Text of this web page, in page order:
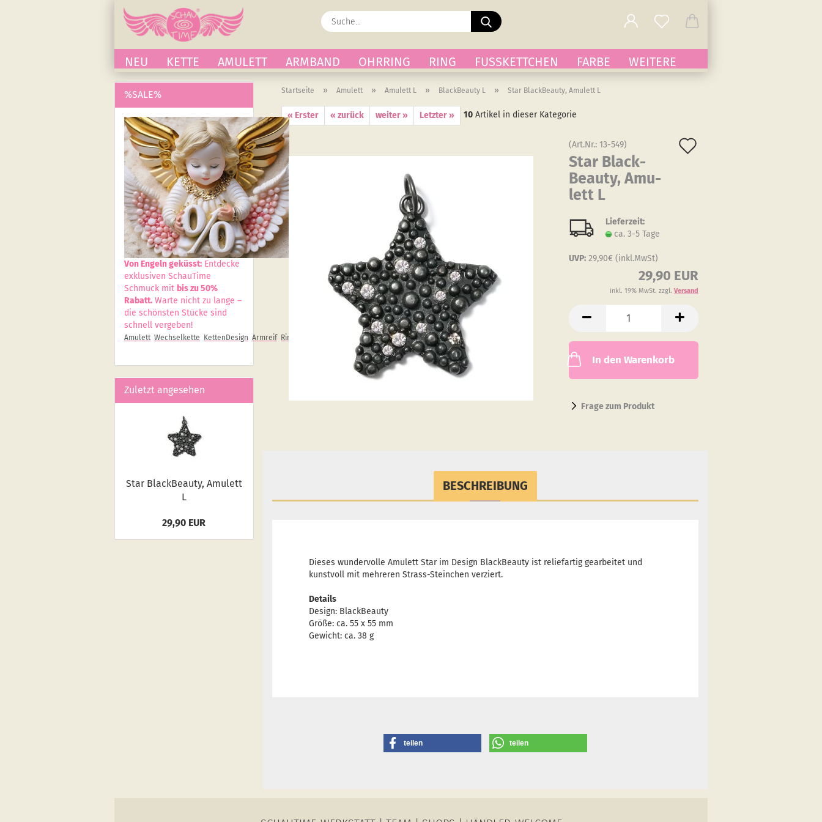
Suche...
NEU KETTE AMULETT ARMBAND OHRRING RING FUSSKETTCHEN FARBE WEITERE
Startseite » Amulett » Amulett L » BlackBeauty L » Star BlackBeauty, Amulett L
« Erster « zurück weiter » Letzter » 10Artikel in dieser Kategorie
(Art.Nr.: 13-549)
Star Black­
Be­au­ty, Amu­
lett L
Lieferzeit:
ca. 3-5 Tage
UVP: 29,90€ (inkl.MwSt)
29,90 EUR
inkl. 19% MwSt. zzgl. Versand
In den Warenkorb
Frage zum Produkt
BESCHREIBUNG
Dieses wundervolle Amulett Star im Design BlackBeauty ist reliefartig gearbeitet und
kunstvoll mit mehreren Strass-Steinchen verziert.
Details
Design: BlackBeauty
Größe: ca. 55 x 55 mm
Gewicht: ca. 38 g
teilen teilen
%SALE%
Von Engeln geküsst: Entdecke
exklusiven SchauTime
Schmuck mit bis zu 50%
Rabatt. Warte nicht zu lange –
die schönsten Stücke sind
schnell vergeben!
Amulett Wechselkette KettenDesign Armreif Ringe
Zuletzt angesehen
Star Black­Be­au­ty, Amu­lett
L
29,90 EUR